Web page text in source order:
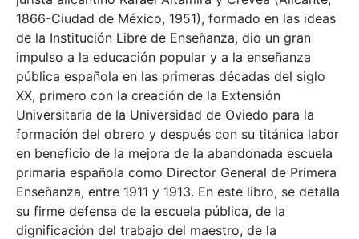
1866-Ciudad de México, 1951), formado en las ideas
de la Institución Libre de Enseñanza, dio un gran
impulso a la educación popular y a la enseñanza
pública española en las primeras décadas del siglo
XX, primero con la creación de la Extensión
Universitaria de la Universidad de Oviedo para la
formación del obrero y después con su titánica labor
en beneficio de la mejora de la abandonada escuela
primaria española como Director General de Primera
Enseñanza, entre 1911 y 1913. En este libro, se detalla
su firme defensa de la escuela pública, de la
dignificación del trabajo del maestro, de la